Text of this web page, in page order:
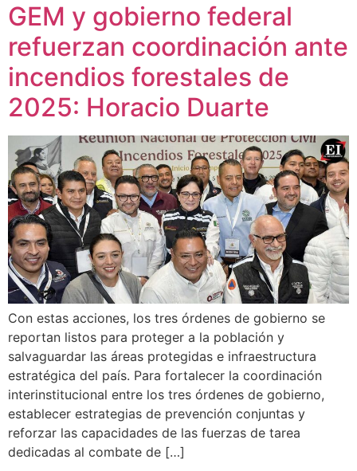
GEM y gobierno federal
refuerzan coordinación ante
incendios forestales de
2025: Horacio Duarte
Con estas acciones, los tres órdenes de gobierno se
reportan listos para proteger a la población y
salvaguardar las áreas protegidas e infraestructura
estratégica del país. Para fortalecer la coordinación
interinstitucional entre los tres órdenes de gobierno,
establecer estrategias de prevención conjuntas y
reforzar las capacidades de las fuerzas de tarea
dedicadas al combate de […]